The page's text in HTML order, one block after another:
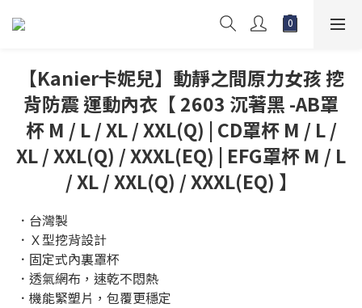
【Kanier卡妮兒】動靜之間原力女孩 挖
背防震 運動內衣【 2603 沉著黑 -AB罩
杯 M / L / XL / XXL(Q) | CD罩杯 M / L /
XL / XXL(Q) / XXXL(EQ) | EFG罩杯 M / L
/ XL / XXL(Q) / XXXL(EQ) 】
．台灣製
．Ｘ型挖背設計
．固定式內裏罩杯
．透氣網布，速乾不悶熱
．機能緊塑片，包覆更穩定